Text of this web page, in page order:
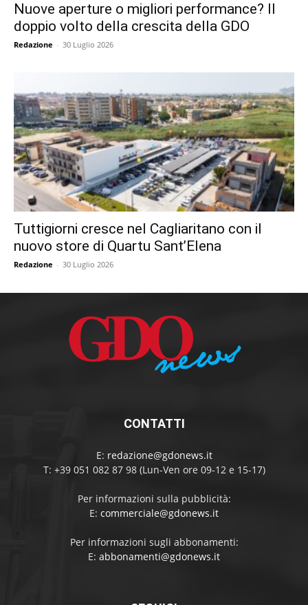
Nuove aperture o migliori performance? Il
doppio volto della crescita della GDO
Redazione - 30 Luglio 2026
Tuttigiorni cresce nel Cagliaritano con il
nuovo store di Quartu Sant’Elena
Redazione - 30 Luglio 2026
CONTATTI
E: redazione@gdonews.it
T: +39 051 082 87 98 (Lun-Ven ore 09-12 e 15-17)
Per informazioni sulla pubblicità:
E: commerciale@gdonews.it
Per informazioni sugli abbonamenti:
E: abbonamenti@gdonews.it